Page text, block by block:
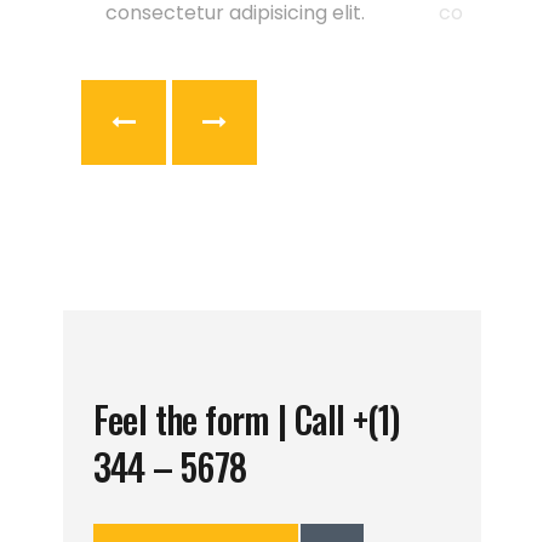
commodo consequat.
consectetur adipisicing elit.
Feel the form | Call +(1)
344 – 5678